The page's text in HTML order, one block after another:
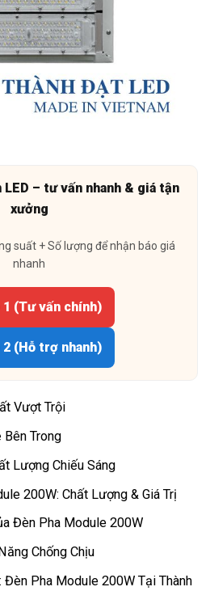
LED – tư vấn nhanh & giá tận
xưởng
suất + Số lượng để nhận báo giá
nhanh
1 (Tư vấn chính)
2 (Hỗ trợ nhanh)
Vượt Trội
Bên Trong
Lượng Chiếu Sáng
200W: Chất Lượng & Giá Trị
Đèn Pha Module 200W
Chống Chịu
Đèn Pha Module 200W Tại Thành